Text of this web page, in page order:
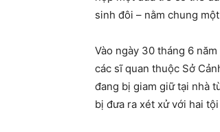
sinh đôi – nằm chung
Vào ngày 30 tháng 6
các sĩ quan thuộc Sở
đang bị giam giữ tại nhà
bị đưa ra xét xử với hai